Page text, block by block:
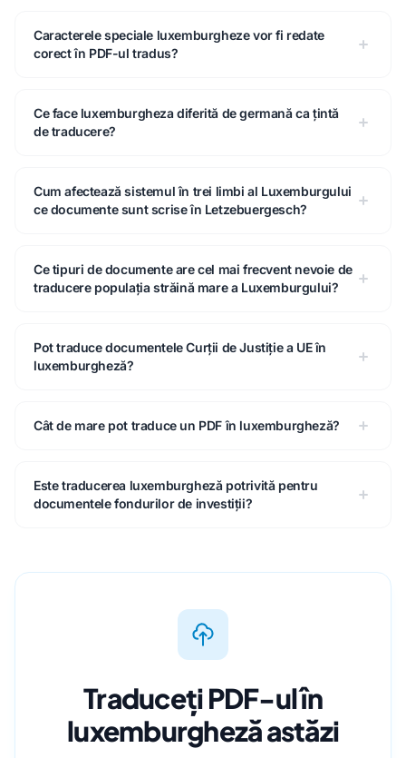
Caracterele speciale luxemburgheze vor fi redate
corect în PDF-ul tradus?
Ce face luxemburgheza diferită de germană ca țintă
de traducere?
Cum afectează sistemul în trei limbi al Luxemburgului
ce documente sunt scrise în Letzebuergesch?
Ce tipuri de documente are cel mai frecvent nevoie de
traducere populația străină mare a Luxemburgului?
Pot traduce documentele Curții de Justiție a UE în
luxemburgheză?
Cât de mare pot traduce un PDF în luxemburgheză?
Este traducerea luxemburgheză potrivită pentru
documentele fondurilor de investiții?
Traduceți PDF-ul în
luxemburgheză astăzi